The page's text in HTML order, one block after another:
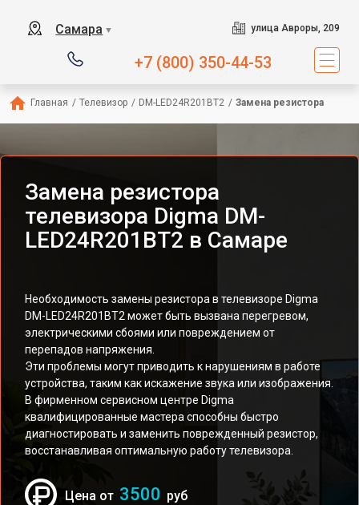
Самара ▼ улица Авроры, 209
+7 (800) 350-44-53
Главная / Телевизор / DM-LED24R201BT2 / Замена резистора
Замена резистора
телевизора Digma DM-
LED24R201BT2 в Самаре
Необходимость замены резистора в телевизоре Digma
DM-LED24R201BT2 может быть вызвана перегревом,
электрическими сбоями или повреждением от
перепадов напряжения.
Эти проблемы могут приводить к нарушениям в работе
устройства, таким как искажение звука или изображения.
В фирменном сервисном центре Digma
квалифицированные мастера способны быстро
диагностировать и заменить поврежденный резистор,
восстанавливая оптимальную работу телевизора.
Цена от 3500 руб